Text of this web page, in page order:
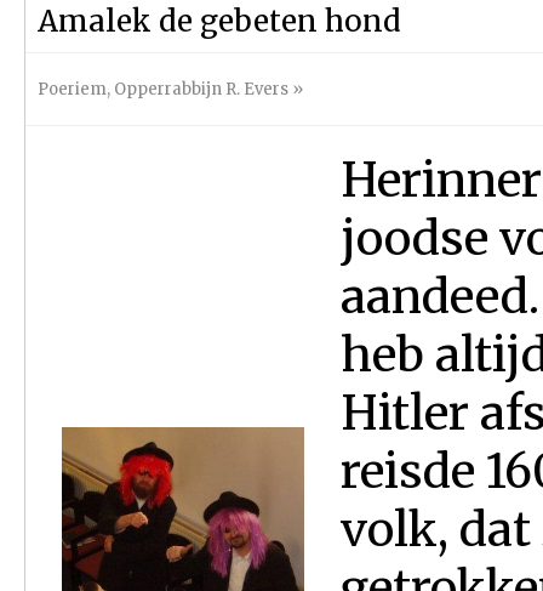
Amalek de gebeten hond
Poeriem, Opperrabbijn R. Evers »
joodse
heb
Hitler
reisde
volk,